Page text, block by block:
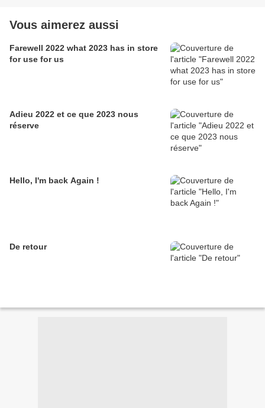
Vous aimerez aussi
Farewell 2022 what 2023 has in store
for use for us
Adieu 2022 et ce que 2023 nous
réserve
Hello, I'm back Again !
De retour